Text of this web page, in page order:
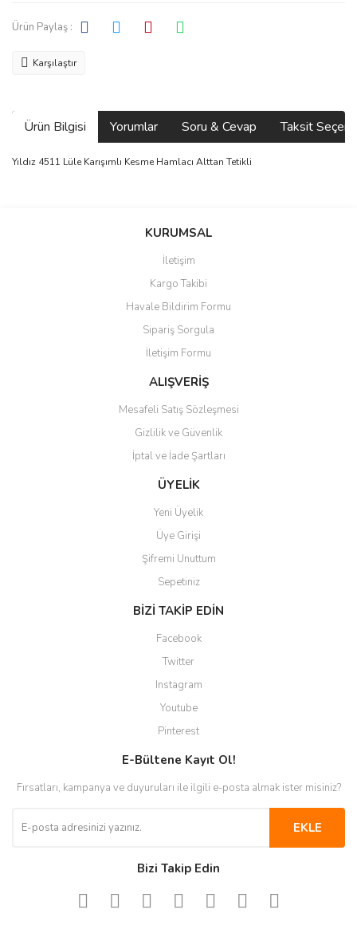
Ürün Paylaş :
Karşılaştır
Ürün Bilgisi Yorumlar Soru & Cevap Taksit
Yıldız 4511 Lüle Karışımlı Kesme Hamlacı Alttan Tetikli
Bu ürüne ilk yorumu siz yapın!
Ürün hakkında henüz soru sorulmamış.
Ürün resmi kalitesiz, bozuk veya görüntülenemiyor.
Ürün açıklamasında eksik bilgiler bulunuyor.
Ürün bilgilerinde hatalar bulunuyor.
Ürün fiyatı diğer sitelerden daha pahalı.
Bu ürüne benzer farklı alternatifler olmalı.
Gönder
KURUMSAL
İletişim
Kargo Takibi
Havale Bildirim Formu
Sipariş Sorgula
İletişim Formu
ALIŞVERİŞ
Mesafeli Satış Sözleşmesi
Gizlilik ve Güvenlik
İptal ve İade Şartları
ÜYELİK
Yeni Üyelik
Üye Girişi
Şifremi Unuttum
Sepetiniz
BİZİ TAKİP EDİN
Facebook
Twitter
Instagram
Youtube
Pinterest
E-Bültene Kayıt Ol!
Fırsatları, kampanya ve duyuruları ile ilgili e-posta almak ister misiniz?
EKLE
Bizi Takip Edin